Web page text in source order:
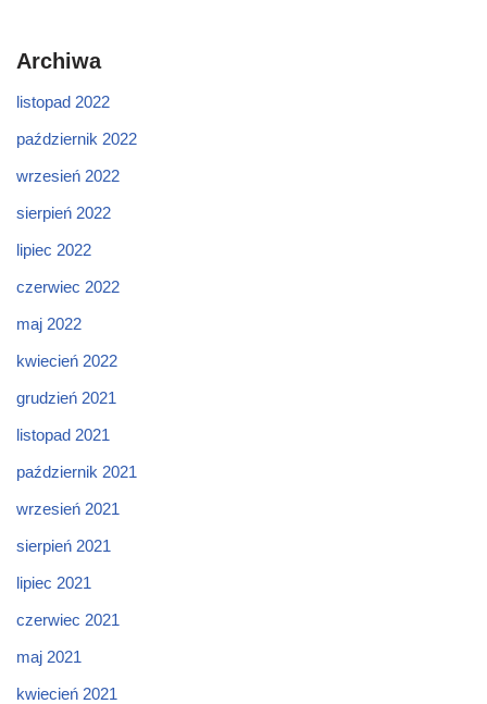
Archiwa
listopad 2022
październik 2022
wrzesień 2022
sierpień 2022
lipiec 2022
czerwiec 2022
maj 2022
kwiecień 2022
grudzień 2021
listopad 2021
październik 2021
wrzesień 2021
sierpień 2021
lipiec 2021
czerwiec 2021
maj 2021
kwiecień 2021